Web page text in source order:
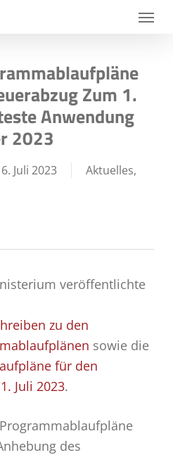
Menu
Zum 1.
Anwendung
2023
6. Juli 2023 Aktuelles,
veröffentlichte
zu den
sowie die
für den
Juli 2023.
des